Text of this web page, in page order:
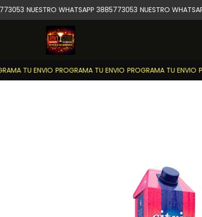
TU ENVIO PROGRAMA TU ENVIO PROGRAMA TU ENVIO
NUESTRO WHATSAPP 3885773053 NUESTRO